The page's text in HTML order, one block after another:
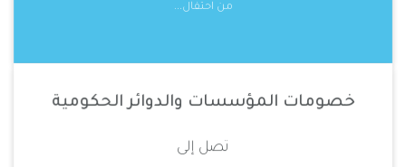
من احتفال...
خصومات المؤسسات والدوائر الحكومية
تصل إلى